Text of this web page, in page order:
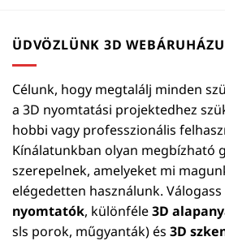
ÜDVÖZLÜNK 3D
Célunk, hogy megtalálj minden
a 3D nyomtatási projektedhez
hobbi vagy professzionális
Kínálatunkban olyan megbízható
szerepelnek, amelyeket mi
elégedetten használunk.
nyomtatók, különféle3D
sls porok, műgyanták) és 3D